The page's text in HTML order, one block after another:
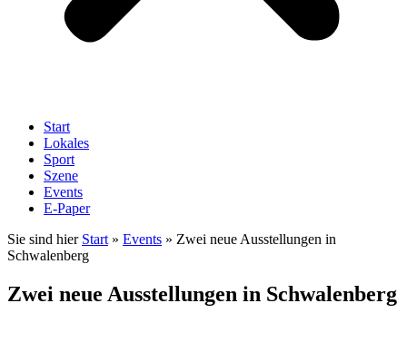
Start
Lokales
Sport
Szene
Events
E-Paper
Sie sind hier Start » Events » Zwei neue Ausstellungen in
Schwalenberg
Zwei neue Ausstellungen in Schwalenberg